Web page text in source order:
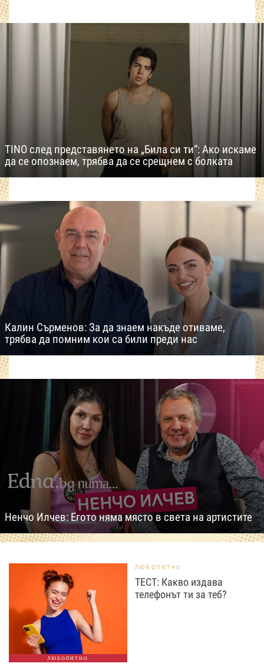
TINO след представянето на „Била си ти“: Ако искаме
да се опознаем, трябва да се срещнем с болката
Калин Сърменов: За да знаем накъде отиваме,
трябва да помним кои са били преди нас
Ненчо Илчев: Егото няма място в света на артистите
ЛЮБОПИТНО
ЛЮБОПИТНО
ТЕСТ: Какво издава
телефонът ти за теб?